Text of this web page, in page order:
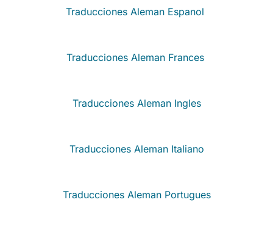
Traducciones Aleman Espanol
Traducciones Aleman Frances
Traducciones Aleman Ingles
Traducciones Aleman Italiano
Traducciones Aleman Portugues